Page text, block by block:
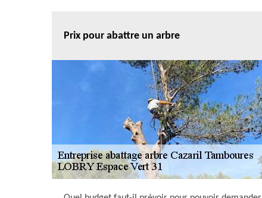
Prix pour abattre un arbre